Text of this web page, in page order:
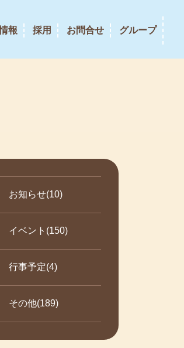
報 採用 お問合せ グループ
お知らせ(10)
イベント(150)
行事予定(4)
その他(189)